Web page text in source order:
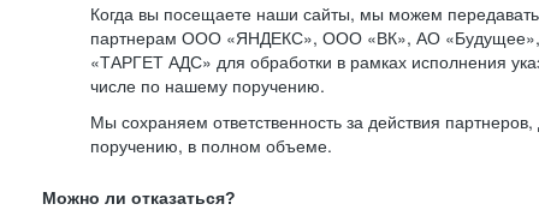
Когда вы посещаете наши сайты, мы можем
партнерам ООО «ЯНДЕКС», ООО «ВК», АО
«ТАРГЕТ АДС» для обработки в рамках исполнения
числе по нашему поручению.
Мы сохраняем ответственность за действия
поручению, в полном объеме.
Можно ли отказаться?